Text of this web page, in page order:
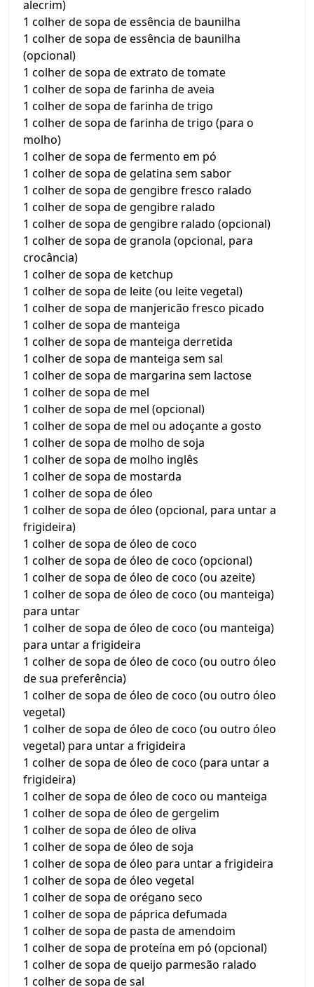
alecrim)
1 colher de sopa de essência de baunilha
1 colher de sopa de essência de baunilha
(opcional)
1 colher de sopa de extrato de tomate
1 colher de sopa de farinha de aveia
1 colher de sopa de farinha de trigo
1 colher de sopa de farinha de trigo (para o
molho)
1 colher de sopa de fermento em pó
1 colher de sopa de gelatina sem sabor
1 colher de sopa de gengibre fresco ralado
1 colher de sopa de gengibre ralado
1 colher de sopa de gengibre ralado (opcional)
1 colher de sopa de granola (opcional, para
crocância)
1 colher de sopa de ketchup
1 colher de sopa de leite (ou leite vegetal)
1 colher de sopa de manjericão fresco picado
1 colher de sopa de manteiga
1 colher de sopa de manteiga derretida
1 colher de sopa de manteiga sem sal
1 colher de sopa de margarina sem lactose
1 colher de sopa de mel
1 colher de sopa de mel (opcional)
1 colher de sopa de mel ou adoçante a gosto
1 colher de sopa de molho de soja
1 colher de sopa de molho inglês
1 colher de sopa de mostarda
1 colher de sopa de óleo
1 colher de sopa de óleo (opcional, para untar a
frigideira)
1 colher de sopa de óleo de coco
1 colher de sopa de óleo de coco (opcional)
1 colher de sopa de óleo de coco (ou azeite)
1 colher de sopa de óleo de coco (ou manteiga)
para untar
1 colher de sopa de óleo de coco (ou manteiga)
para untar a frigideira
1 colher de sopa de óleo de coco (ou outro óleo
de sua preferência)
1 colher de sopa de óleo de coco (ou outro óleo
vegetal)
1 colher de sopa de óleo de coco (ou outro óleo
vegetal) para untar a frigideira
1 colher de sopa de óleo de coco (para untar a
frigideira)
1 colher de sopa de óleo de coco ou manteiga
1 colher de sopa de óleo de gergelim
1 colher de sopa de óleo de oliva
1 colher de sopa de óleo de soja
1 colher de sopa de óleo para untar a frigideira
1 colher de sopa de óleo vegetal
1 colher de sopa de orégano seco
1 colher de sopa de páprica defumada
1 colher de sopa de pasta de amendoim
1 colher de sopa de proteína em pó (opcional)
1 colher de sopa de queijo parmesão ralado
1 colher de sopa de sal